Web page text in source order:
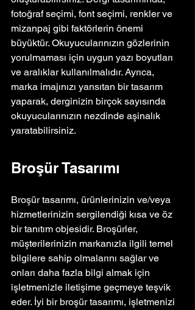
fotoğraf seçimi, font seçimi, renkler ve
mizanpaj gibi faktörlerin önemi
büyüktür. Okuyucularınızın gözlerinin
yorulmaması için uygun yazı boyutları
ve aralıklar kullanılmalıdır. Ayrıca,
marka imajınızı yansıtan bir tasarım
yaparak, derginizin birçok sayısında
okuyucularınızın nezdinde aşinalık
yaratabilirsiniz.
Broşür Tasarımı
Broşür tasarımı, ürünlerinizin ve/veya
hizmetlerinizin sergilendiği kısa ve öz
bir tanıtım objesidir. Broşürler,
müşterilerinizin markanızla ilgili temel
bilgilere sahip olmalarını sağlar ve
onları daha fazla bilgi almak için
işletmenizle iletişime geçmeye teşvik
eder. İyi bir broşür tasarımı, işletmenizi